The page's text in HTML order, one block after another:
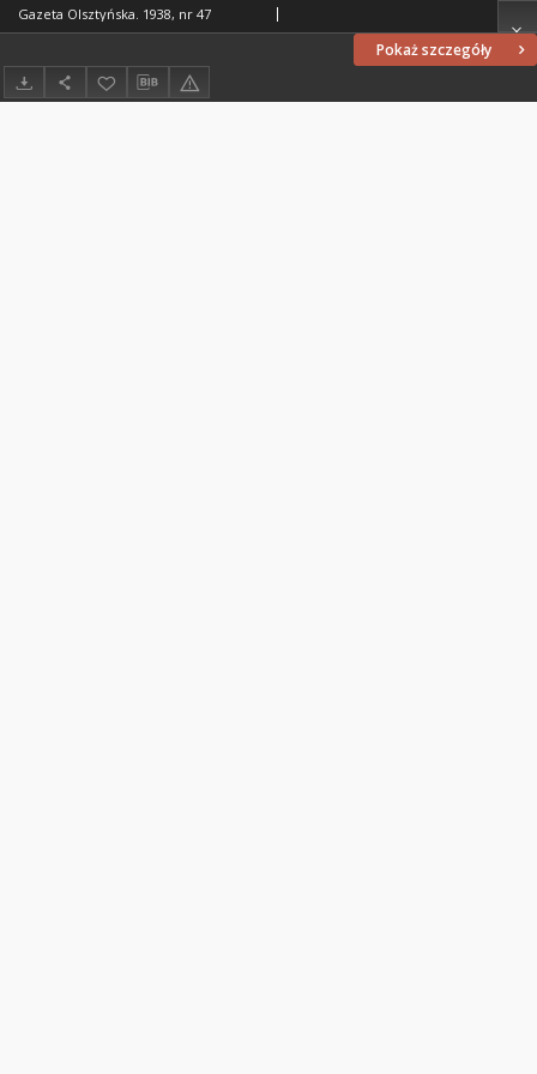
Pokaż szczegóły
Gazeta Olsztyńska. 1938, nr 47